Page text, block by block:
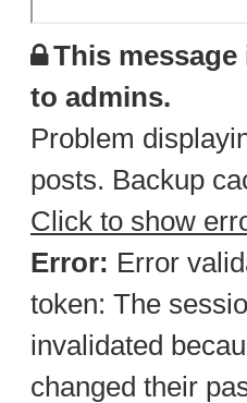
This
to admins.
Problem
posts. Backup
Click to show
Error: Error
token: The
invalidated
changed their